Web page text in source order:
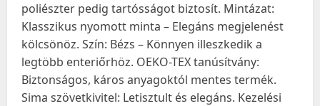
poliészter pedig tartósságot biztosít. Mintázat:
Klasszikus nyomott minta – Elegáns megjelenést
kölcsönöz. Szín: Bézs – Könnyen illeszkedik a
legtöbb enteriőrhöz. OEKO-TEX tanúsítvány:
Biztonságos, káros anyagoktól mentes termék.
Sima szövetkivitel: Letisztult és elegáns. Kezelési